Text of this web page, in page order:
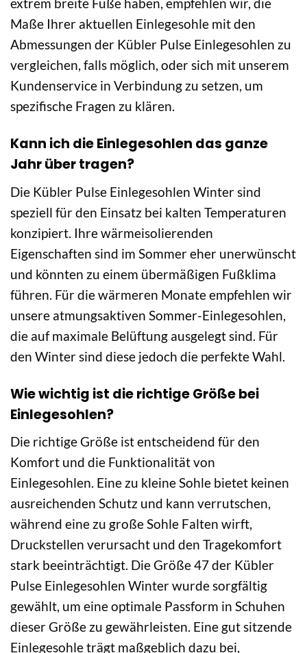
extrem breite Füße haben, empfehlen wir, die
Maße Ihrer aktuellen Einlegesohle mit den
Abmessungen der Kübler Pulse Einlegesohlen zu
vergleichen, falls möglich, oder sich mit unserem
Kundenservice in Verbindung zu setzen, um
spezifische Fragen zu klären.
Kann ich die Einlegesohlen das ganze
Jahr über tragen?
Die Kübler Pulse Einlegesohlen Winter sind
speziell für den Einsatz bei kalten Temperaturen
konzipiert. Ihre wärmeisolierenden
Eigenschaften sind im Sommer eher unerwünscht
und könnten zu einem übermäßigen Fußklima
führen. Für die wärmeren Monate empfehlen wir
unsere atmungsaktiven Sommer-Einlegesohlen,
die auf maximale Belüftung ausgelegt sind. Für
den Winter sind diese jedoch die perfekte Wahl.
Wie wichtig ist die richtige Größe bei
Einlegesohlen?
Die richtige Größe ist entscheidend für den
Komfort und die Funktionalität von
Einlegesohlen. Eine zu kleine Sohle bietet keinen
ausreichenden Schutz und kann verrutschen,
während eine zu große Sohle Falten wirft,
Druckstellen verursacht und den Tragekomfort
stark beeinträchtigt. Die Größe 47 der Kübler
Pulse Einlegesohlen Winter wurde sorgfältig
gewählt, um eine optimale Passform in Schuhen
dieser Größe zu gewährleisten. Eine gut sitzende
Einlegesohle trägt maßgeblich dazu bei,